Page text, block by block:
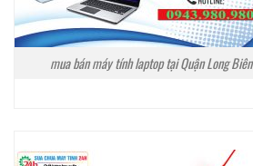
mua bán máy tính laptop tại Quận Long Biên